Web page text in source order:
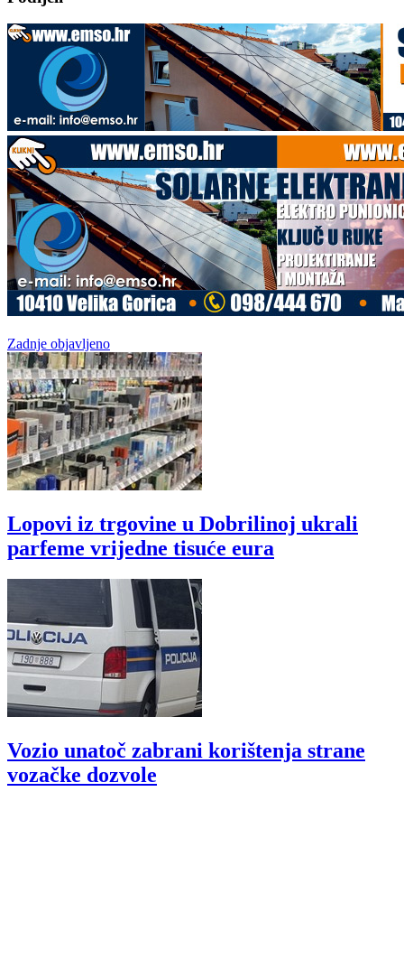
Zadnje objavljeno
Lopovi iz trgovine u Dobrilinoj ukrali
parfeme vrijedne tisuće eura
Vozio unatoč zabrani korištenja strane
vozačke dozvole